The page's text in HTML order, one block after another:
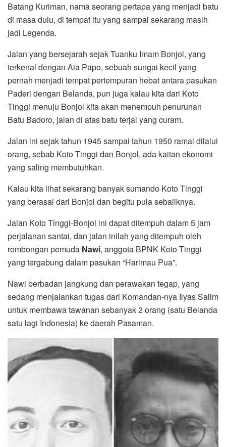
Batang Kuriman, nama seorang pertapa yang menjadi batu
di masa dulu, di tempat itu yang sampai sekarang masih
jadi Legenda.
Jalan yang bersejarah sejak Tuanku Imam Bonjol, yang
terkenal dengan Aia Papo, sebuah sungai kecil yang
pernah menjadi tempat pertempuran hebat antara pasukan
Paderi dengan Belanda, pun juga kalau kita dari Koto
Tinggi menuju Bonjol kita akan menempuh penurunan
Batu Badoro, jalan di atas batu terjal yang curam.
Jalan ini sejak tahun 1945 sampai tahun 1950 ramai dilalui
orang, sebab Koto Tinggi dan Bonjol, ada kaitan ekonomi
yang saling membutuhkan.
Kalau kita lihat sekarang banyak sumando Koto Tinggi
yang berasal dari Bonjol dan begitu pula sebaliknya.
Jalan Koto Tinggi-Bonjol ini dapat ditempuh dalam 5 jam
perjalanan santai, dan jalan inilah yang ditempuh oleh
rombongan pemuda Nawi, anggota BPNK Koto Tinggi
yang tergabung dalam pasukan “Harimau Pua”.
Nawi berbadan jangkung dan perawakan tegap, yang
sedang menjalankan tugas dari Komandan-nya Ilyas Salim
untuk membawa tawanan sebanyak 2 orang (satu Belanda
satu lagi Indonesia) ke daerah Pasaman.